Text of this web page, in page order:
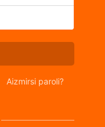
Aizmirsi paroli?